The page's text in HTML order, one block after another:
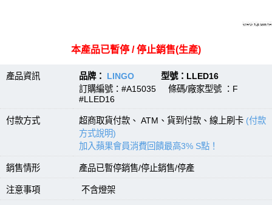
本產品已暫停 / 停止銷售(生產)
產品資訊 品牌： LINGO 型號：LLED16
訂購編號：#A15035 條碼/廠家型號 ：F
#LLED16
付款方式 超商取貨付款、 ATM、貨到付款、線上刷卡 (付款
方式說明)
加入蘋果會員消費回饋最高3% S點！
銷售情形 產品已暫停銷售/停止銷售/停產
注意事項 不含燈架